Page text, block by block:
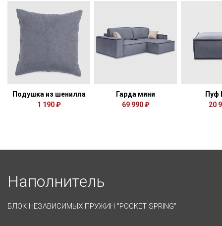
Подушка из шенилла
1 190 ₽
Гарда мини
69 990 ₽
Пуф
20
Наполнитель
БЛОК НЕЗАВИСИМЫХ ПРУЖИН "POCKET SPRING"